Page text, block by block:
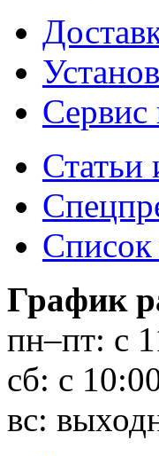
Сервис
Статьи
Список
График
пн–пт: с
сб: с
вс: